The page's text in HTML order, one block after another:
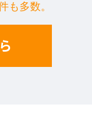
も多数。